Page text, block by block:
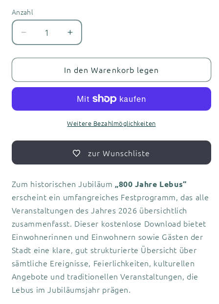
Anzahl
Anzahl
Verringere
die
Menge
800
Jahre
–
Festprogramm
Erhöhe
die
Menge
für
800
Jahre
Lebus
–
Festprogramm
Download
In den Warenkorb legen
Weitere Bezahlmöglichkeiten
zur Wunschliste
Zum historischen Jubiläum„800 Jahre Lebus“
erscheint ein umfangreiches Festprogramm, das alle
Veranstaltungen des Jahres 2026 übersichtlich
zusammenfasst. Dieser kostenlose Download bietet
Einwohnerinnen und Einwohnern sowie Gästen der
Stadt eine klare, gut strukturierte Übersicht über
sämtliche Ereignisse, Feierlichkeiten, kulturellen
Angebote und traditionellen Veranstaltungen, die
Lebus im Jubiläumsjahr prägen.